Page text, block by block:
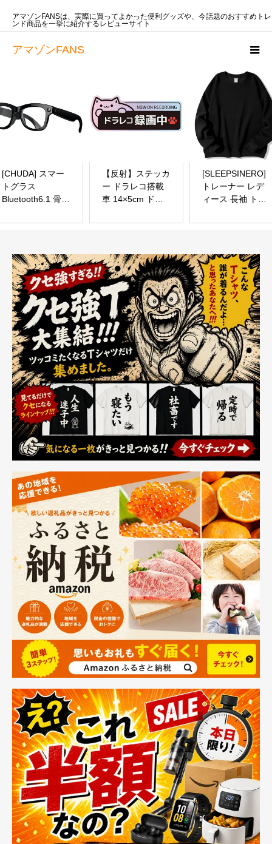
アマゾンFANS
アマゾンFANSは、実際に買ってよかった便利グッズや、今話題のおすすめトレ
ンド商品を一挙に紹介するレビューサイト
[CHUDA] スマー
トグラス
Bluetooth6.1 骨伝
メラ付き 写真撮
録音 翻訳機能 画
像AI解析 ワイヤ
レス接続
iOS/Android対応
内蔵マイク 通話
対応 USB充電 軽
量 防水防塵 父の
日プレゼント
Small
【反射】ステッカ
ー ドラレコ搭載
車 14×5cm ドラ
録画中 あおり運
[SLEEPSINERO]
トレーナー レデ
ィース 長袖 トッ
ー・ゆったり着痩
ト パーカー 着回
し 大きいサイズ
カジュアル ビッ
グシルエット ロ
ングtシャツ 無地
おしゃれ シンプ
ル 長め (L,ブラッ
ク)